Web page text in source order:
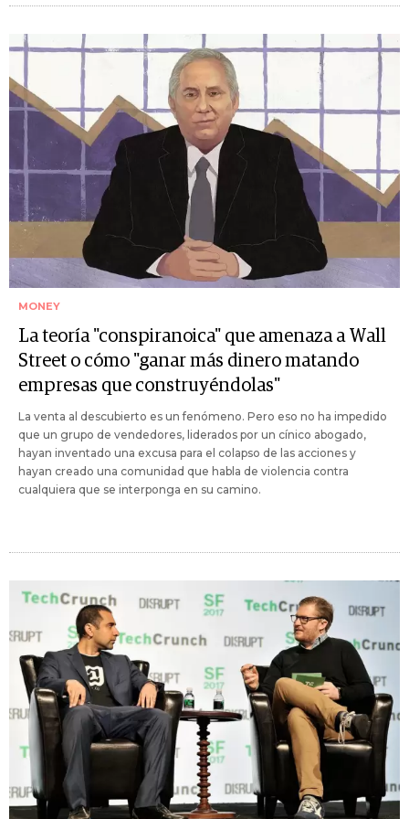
MONEY
La teoría "conspiranoica" que amenaza a Wall
Street o cómo "ganar más dinero matando
empresas que construyéndolas"
La venta al descubierto es un fenómeno. Pero eso no ha impedido
que un grupo de vendedores, liderados por un cínico abogado,
hayan inventado una excusa para el colapso de las acciones y
hayan creado una comunidad que habla de violencia contra
cualquiera que se interponga en su camino.